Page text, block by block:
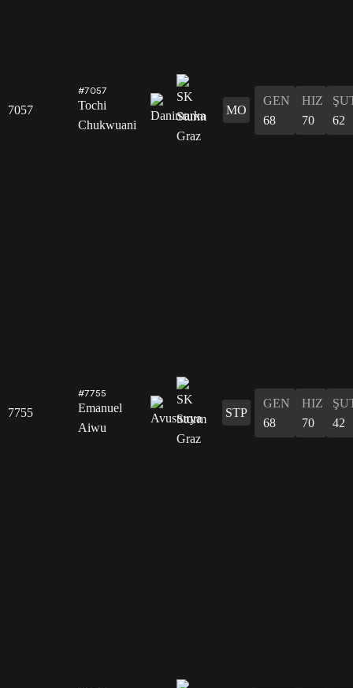
7057
#7057
Tochi
Chukwuani
MO
GEN
68
HIZ
70
62
7755
#7755
Emanuel
Aiwu
STP
GEN
68
HIZ
70
42